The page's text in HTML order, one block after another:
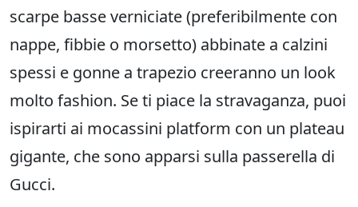
scarpe basse verniciate (preferibilmente con
nappe, fibbie o morsetto) abbinate a calzini
spessi e gonne a trapezio creeranno un look
molto fashion. Se ti piace la stravaganza, puoi
ispirarti ai mocassini platform con un plateau
gigante, che sono apparsi sulla passerella di
Gucci.